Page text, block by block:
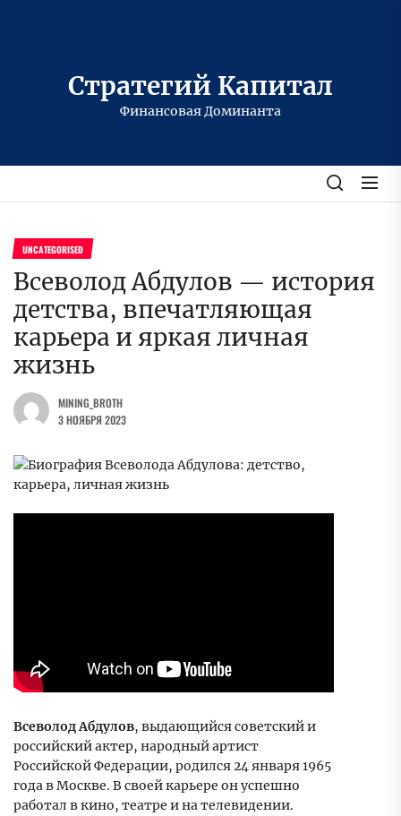
Стратегий Капитал
Финансовая Доминанта
UNCATEGORISED
Всеволод Абдулов — история
детства, впечатляющая
карьера и яркая личная
жизнь
MINING_BROTH
3 НОЯБРЯ 2023
Всеволод Абдулов, выдающийся советский и
российский актер, народный артист
Российской Федерации, родился 24 января 1965
года в Москве. В своей карьере он успешно
работал в кино, театре и на телевидении.